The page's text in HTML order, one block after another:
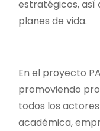
estratégicos, así
planes de vida.
En el proyecto
promoviendo
todos los
académica,